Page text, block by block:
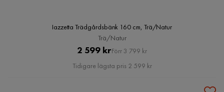
Iazzetta Trädgårdsbänk 160 cm, Trä/Natur
Trä/Natur
Pris
2 599 krOriginal
Pris
Förr 3 799 kr
Tidigare lägsta pris 2 599 kr